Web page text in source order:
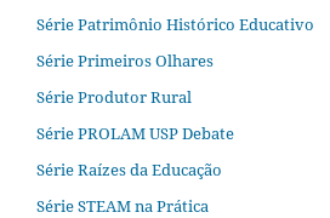
Série Patrimônio Histórico Educativo
Série Primeiros Olhares
Série Produtor Rural
Série PROLAM USP Debate
Série Raízes da Educação
Série STEAM na Prática